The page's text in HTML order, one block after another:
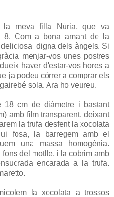
la meva filla Núria, que va
Com a bona amant de la
digna dels àngels. Si
menjar-vos unes postres
haver d'estar-vos hores a
ja podeu córrer a comprar els
sola. Ara ho veureu.
18 cm de diàmetre i bastant
amb film transparent, deixant
la trufa desfent la xocolata
fosa, la barregem amb el
una massa homogènia.
fons del motlle, i la cobrim amb
encarada a la trufa.
la xocolata a trossos